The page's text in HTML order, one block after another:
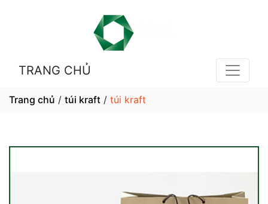
TRANG CHỦ
Trang chủ / túi kraft / túi kraft